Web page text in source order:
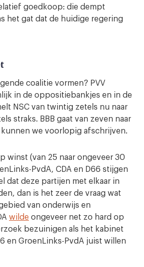
goedkoop: die dempt
het gat dat de huidige regering
coalitie vormen? PVV
in de oppositiebankjes en in de
NSC van twintig zetels nu naar
straks. BBB gaat van zeven naar
kunnen we voorlopig afschrijven.
winst (van 25 naar ongeveer 30
PvdA, CDA en D66 stijgen
dat deze partijen met elkaar in
dan is het zeer de vraag wat
van onderwijs en
wilde ongeveer net zo hard op
bezuinigen als het kabinet
en GroenLinks-PvdA juist willen